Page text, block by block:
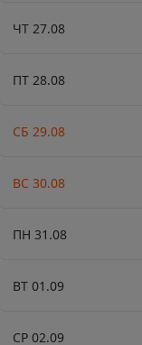
ЧТ 27.08
ПТ 28.08
СБ 29.08
ВС 30.08
ПН 31.08
ВТ 01.09
СР 02.09